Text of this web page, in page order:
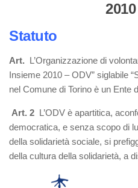
Statuto
Art. L’Organizzazione di
Insieme 2010 – ODV” siglabile
nel Comune di Torino è un Ente
Art. 2 L’ODV è apartitica,
democratica, e senza scopo di
della solidarietà sociale, si
della cultura della solidarietà, a